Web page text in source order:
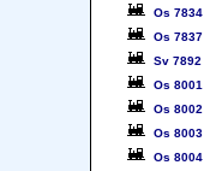
Os 7834
Os 7837
Sv 7892
Os 8001
Os 8002
Os 8003
Os 8004